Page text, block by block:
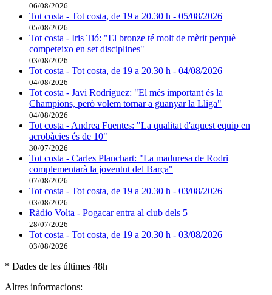
06/08/2026
Tot costa - Tot costa, de 19 a 20.30 h - 05/08/2026
05/08/2026
Tot costa - Iris Tió: "El bronze té molt de mèrit perquè
competeixo en set disciplines"
03/08/2026
Tot costa - Tot costa, de 19 a 20.30 h - 04/08/2026
04/08/2026
Tot costa - Javi Rodríguez: "El més important és la
Champions, però volem tornar a guanyar la Lliga"
04/08/2026
Tot costa - Andrea Fuentes: "La qualitat d'aquest equip en
acrobàcies és de 10"
30/07/2026
Tot costa - Carles Planchart: "La maduresa de Rodri
complementarà la joventut del Barça"
07/08/2026
Tot costa - Tot costa, de 19 a 20.30 h - 03/08/2026
03/08/2026
Ràdio Volta - Pogacar entra al club dels 5
28/07/2026
Tot costa - Tot costa, de 19 a 20.30 h - 03/08/2026
03/08/2026
* Dades de les últimes 48h
Altres informacions: